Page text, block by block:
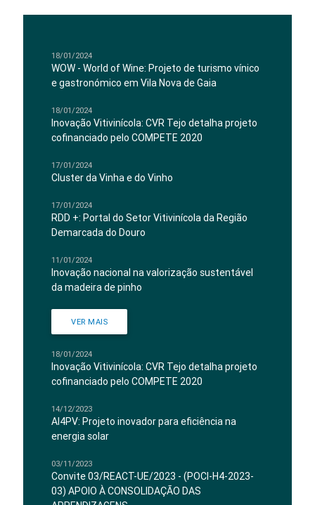
18/01/2024
WOW - World of Wine: Projeto de turismo vínico
e gastronómico em Vila Nova de Gaia
18/01/2024
Inovação Vitivinícola: CVR Tejo detalha projeto
cofinanciado pelo COMPETE 2020
17/01/2024
Cluster da Vinha e do Vinho
17/01/2024
RDD +: Portal do Setor Vitivinícola da Região
Demarcada do Douro
11/01/2024
Inovação nacional na valorização sustentável
da madeira de pinho
VER MAIS
18/01/2024
Inovação Vitivinícola: CVR Tejo detalha projeto
cofinanciado pelo COMPETE 2020
14/12/2023
AI4PV: Projeto inovador para eficiência na
energia solar
03/11/2023
Convite 03/REACT-UE/2023 - (POCI-H4-2023-
03) APOIO À CONSOLIDAÇÃO DAS